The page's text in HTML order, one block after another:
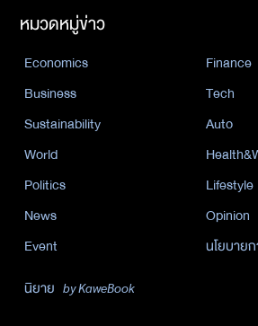
หมวดหมู่ข่าว
Economics
Finance
Business
Tech
Sustainability
Auto
World
Politics
Lifestyle
News
Opinion
Event
นโยบาย
นิยาย by KaweBook